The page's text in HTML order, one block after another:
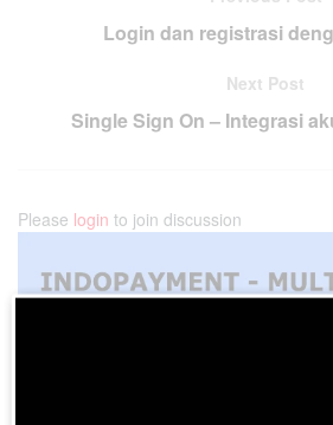
Login dan registrasi
Next Post
Single Sign On – Integrasi
Please login to join discussion